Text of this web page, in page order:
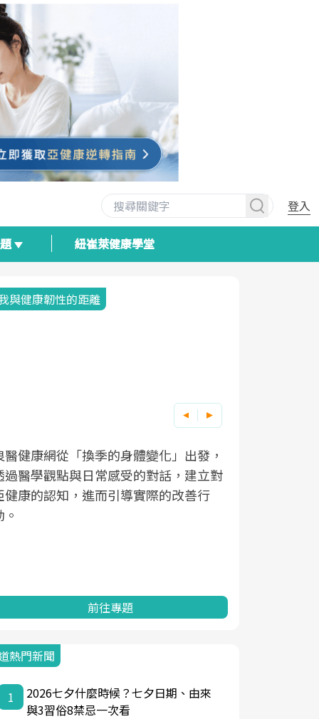
登入
紐崔萊健康學堂
與健康韌性的距離
醫健康網從「換季的身體變化」出發，
過醫學觀點與日常感受的對話，建立對
健康的認知，進而引導實際的改善行
前往專題
熱門新聞
1
2026七夕什麼時候？七夕日期、由來
與3習俗8禁忌一次看